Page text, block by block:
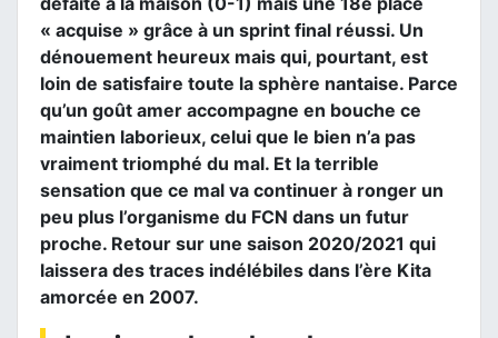
« acquise » grâce à un sprint final réussi. Un
dénouement heureux mais qui, pourtant, est
loin de satisfaire toute la sphère nantaise. Parce
qu’un goût amer accompagne en bouche ce
maintien laborieux, celui que le bien n’a pas
vraiment triomphé du mal. Et la terrible
sensation que ce mal va continuer à ronger un
peu plus l’organisme du FCN dans un futur
proche. Retour sur une saison 2020/2021 qui
laissera des traces indélébiles dans l’ère Kita
amorcée en 2007.